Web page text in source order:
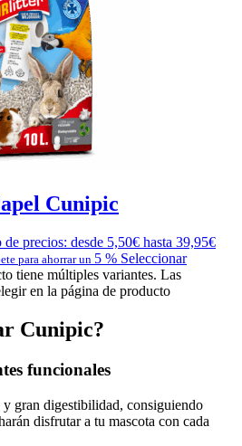
Cunipic
de precios: desde 5,50€ hasta 39,95€
para ahorrar un 5 % Seleccionar
tiene múltiples variantes. Las
en la página de producto
Cunipic?
funcionales
gran digestibilidad, consiguiendo
disfrutar a tu mascota con cada